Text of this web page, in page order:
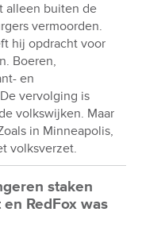
alleen buiten de
vermoorden.
hij opdracht voor
Boeren,
en
vervolging is
volkswijken. Maar
in Minneapolis,
volksverzet.
staken
RedFox was